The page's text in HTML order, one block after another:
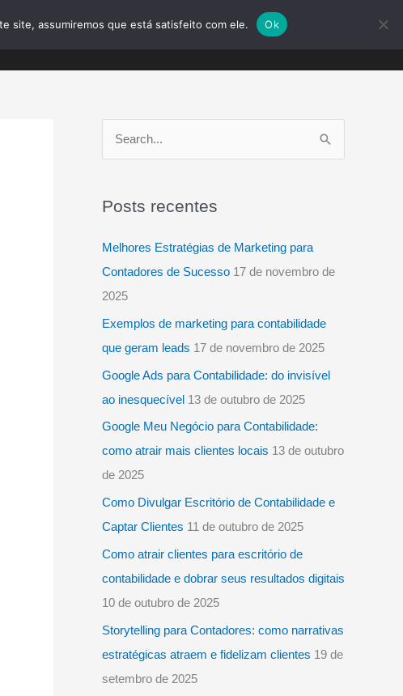
blog contato ORÇAMENTO
q
u
s
:
Posts recentes
Melhores Estratégias de Marketing para
Contadores de Sucesso 17 de novembro de
2025
Exemplos de marketing para contabilidade
que geram leads 17 de novembro de 2025
Google Ads para Contabilidade: do invisível
ao inesquecível 13 de outubro de 2025
Google Meu Negócio para Contabilidade:
como atrair mais clientes locais 13 de outubro
de 2025
Como Divulgar Escritório de Contabilidade e
Captar Clientes 11 de outubro de 2025
Como atrair clientes para escritório de
contabilidade e dobrar seus resultados digitais
10 de outubro de 2025
Storytelling para Contadores: como narrativas
estratégicas atraem e fidelizam clientes 19 de
setembro de 2025
site, assumiremos que está satisfeito com ele. Ok